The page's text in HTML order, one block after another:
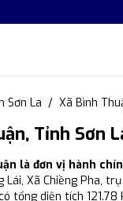
Sơn La Xã Bình
Tỉnh Sơn
là đơn vị hành
Xã Chiềng Pha,
tổng diện tích